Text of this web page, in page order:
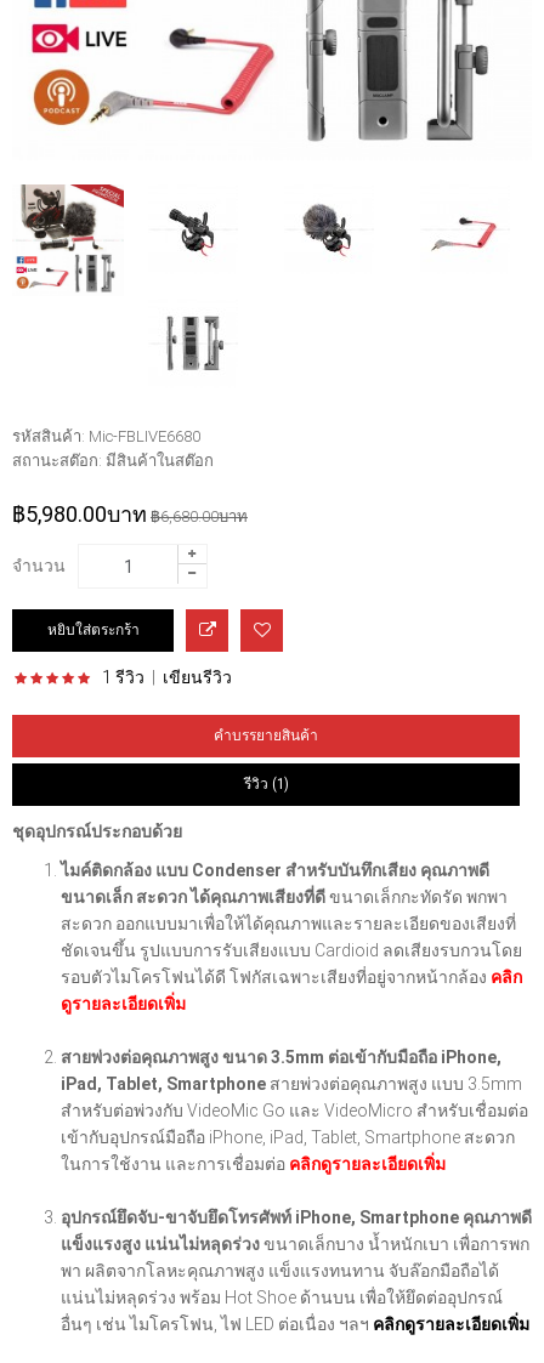
รหัสสินค้า: Mic-FBLIVE6680
สถานะสต๊อก: มีสินค้าในสต๊อก
฿5,980.00บาท ฿6,680.00บาท
จำนวน
1 รีวิว เขียนรีวิว
คำบรรยายสินค้า
รีวิว (1)
ชุดอุปกรณ์ประกอบด้วย
ไมค์ติดกล้อง แบบ Condenser สำหรับบันทึกเสียง คุณภาพดี
ขนาดเล็ก สะดวก ได้คุณภาพเสียงที่ดีขนาดเล็กกะทัดรัด พกพา
สะดวก ออกแบบมาเพื่อให้ได้คุณภาพและรายละเอียดของเสียงที่
ชัดเจนขึ้น รูปแบบการรับเสียงแบบ Cardioid ลดเสียงรบกวนโดย
รอบตัวไมโครโฟนได้ดี โฟกัสเฉพาะเสียงที่อยู่จากหน้ากล้อง คลิก
ดูรายละเอียดเพิ่ม
สายพ่วงต่อคุณภาพสูง ขนาด 3.5mm ต่อเข้ากับมือถือ iPhone,
iPad, Tablet, Smartphone สายพ่วงต่อคุณภาพสูง แบบ 3.5mm
สำหรับต่อพ่วงกับ VideoMic Go และ VideoMicro สำหรับเชื่อมต่อ
เข้ากับอุปกรณ์มือถือ iPhone, iPad, Tablet, Smartphone สะดวก
ในการใช้งาน และการเชื่อมต่อ คลิกดูรายละเอียดเพิ่ม
อุปกรณ์ยึดจับ-ขาจับยึดโทรศัพท์ iPhone, Smartphone คุณภาพดี
แข็งแรงสูง แน่นไม่หลุดร่วงขนาดเล็กบาง น้ำหนักเบา เพื่อการพก
พา ผลิตจากโลหะคุณภาพสูง แข็งแรงทนทาน จับล๊อกมือถือได้
แน่นไม่หลุดร่วง พร้อม Hot Shoe ด้านบน เพื่อให้ยึดต่ออุปกรณ์
อื่นๆ เช่น ไมโครโฟน, ไฟ LED ต่อเนื่อง ฯลฯ คลิกดูรายละเอียดเพิ่ม